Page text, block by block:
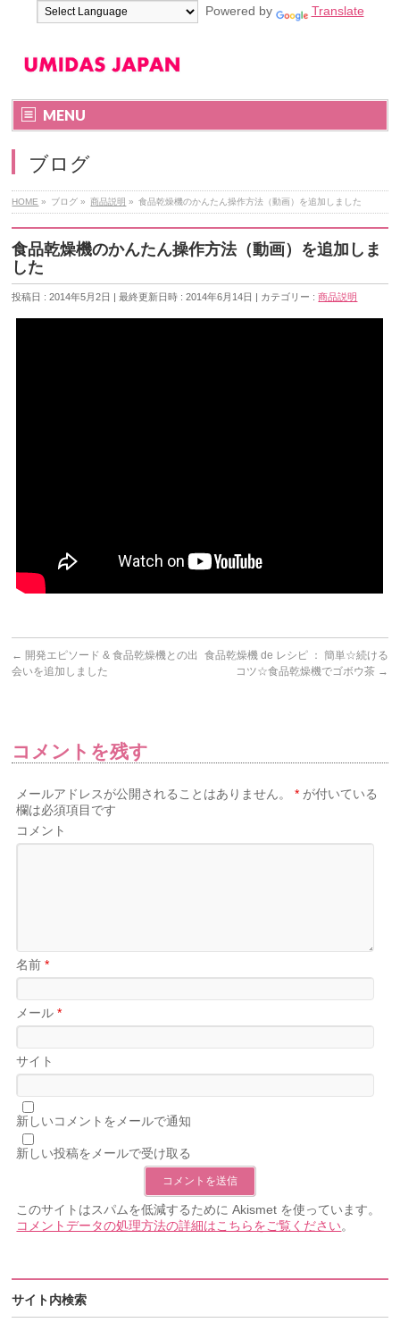
Powered by Translate
MENU
ブログ
HOME » ブログ » 商品説明 » 食品乾燥機のかんたん操作方法（動画）を追加しました
食品乾燥機のかんたん操作方法（動画）を追加しま
した
投稿日 : 2014年5月2日 最終更新日時 : 2014年6月14日 カテゴリー :商品説明
← 開発エピソード & 食品乾燥機との出
会いを追加しました
食品乾燥機 de レシピ ： 簡単☆続ける
コツ☆食品乾燥機でゴボウ茶 →
コメントを残す
メールアドレスが公開されることはありません。 * が付いている
欄は必須項目です
コメント
名前*
メール*
サイト
新しいコメントをメールで通知
新しい投稿をメールで受け取る
このサイトはスパムを低減するために Akismet を使っています。
コメントデータの処理方法の詳細はこちらをご覧ください。
サイト内検索